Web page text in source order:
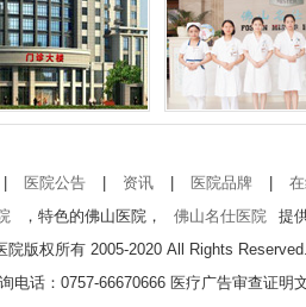
医院公告 资讯 医院品牌
，特色的佛山医院， 佛山名仕医院
提
版权所有 2005-2020 All Rights Reserved.
电话：0757-66670666 医疗广告审查证明